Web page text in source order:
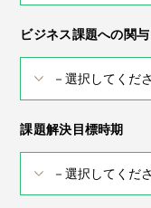
ビジネス課題への関与
課題解決目標時期